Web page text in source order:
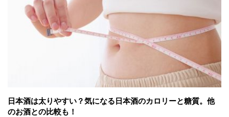
日本酒は太りやすい？気になる日本酒のカロリーと糖質。他
のお酒との比較も！